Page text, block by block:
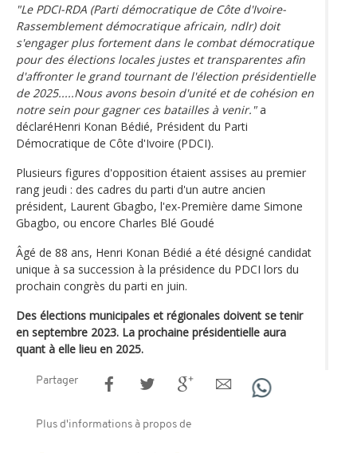
"Le PDCI-RDA (Parti démocratique de Côte d'Ivoire-
Rassemblement démocratique africain, ndlr) doit
s'engager plus fortement dans le combat démocratique
pour des élections locales justes et transparentes afin
d'affronter le grand tournant de l'élection présidentielle
de 2025.....Nous avons besoin d'unité et de cohésion en
notre sein pour gagner ces batailles à venir."a
déclaréHenri Konan Bédié, Président du Parti
Démocratique de Côte d'Ivoire (PDCI).
Plusieurs figures d'opposition étaient assises au premier
rang jeudi : des cadres du parti d'un autre ancien
président, Laurent Gbagbo, l'ex-Première dame Simone
Gbagbo, ou encore Charles Blé Goudé
Âgé de 88 ans, Henri Konan Bédié a été désigné candidat
unique à sa succession à la présidence du PDCI lors du
prochain congrès du parti en juin.
Des élections municipales et régionales doivent se tenir
en septembre 2023. La prochaine présidentielle aura
quant à elle lieu en 2025.
Partager
Plus d'informations à propos de